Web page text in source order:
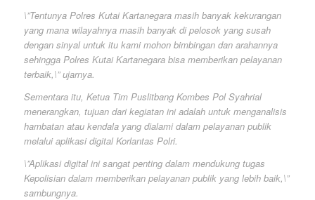
\”Tentunya Polres Kutai Kartanegara masih banyak kekurangan
yang mana wilayahnya masih banyak di pelosok yang susah
dengan sinyal untuk itu kami mohon bimbingan dan arahannya
sehingga Polres Kutai Kartanegara bisa memberikan pelayanan
terbaik,\” ujarnya.
Sementara itu, Ketua Tim Puslitbang Kombes Pol Syahrial
menerangkan, tujuan dari kegiatan ini adalah untuk menganalisis
hambatan atau kendala yang dialami dalam pelayanan publik
melalui aplikasi digital Korlantas Polri.
\”Aplikasi digital ini sangat penting dalam mendukung tugas
Kepolisian dalam memberikan pelayanan publik yang lebih baik,\”
sambungnya.